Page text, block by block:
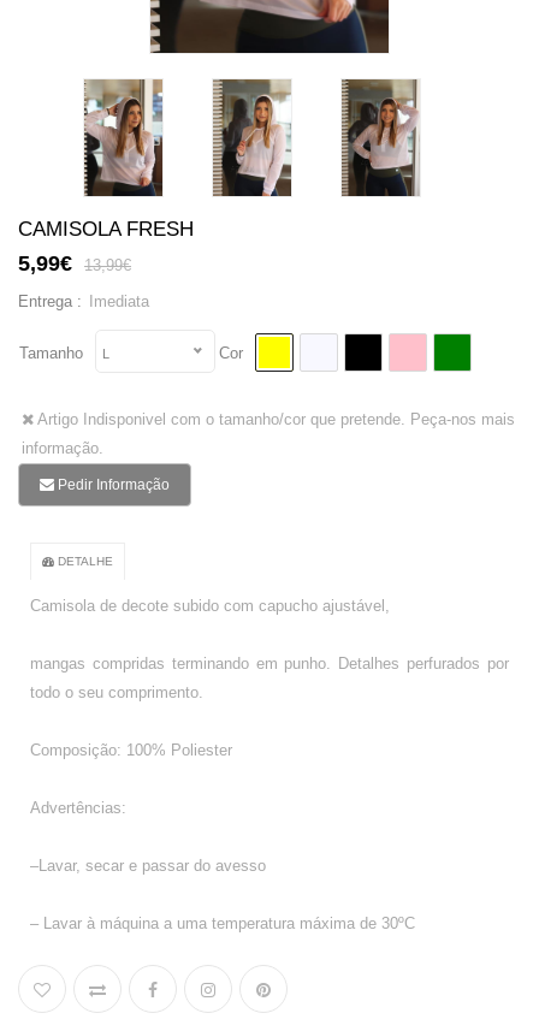
CAMISOLA FRESH
5,99€
13,99€
Entrega :
Imediata
Tamanho Cor
Artigo Indisponivel com o tamanho/cor que pretende. Peça-nos mais
informação.
Pedir Informação
DETALHE
Camisola de decote subido com capucho ajustável,
mangas compridas terminando em punho. Detalhes perfurados por
todo o seu comprimento.
Composição: 100% Poliester
Advertências:
–Lavar, secar e passar do avesso
– Lavar à máquina a uma temperatura máxima de 30ºC
– Lavar com cores similares